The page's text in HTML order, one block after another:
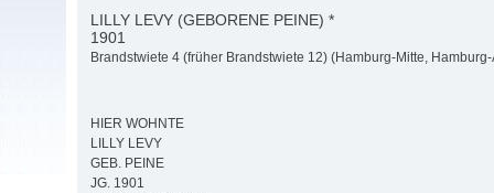
LILLY LEVY (GEBORENE PEINE) *
1901
Brandstwiete 4 (früher Brandstwiete 12) (Hamburg-Mitte,
HIER WOHNTE
LILLY LEVY
GEB. PEINE
JG. 1901